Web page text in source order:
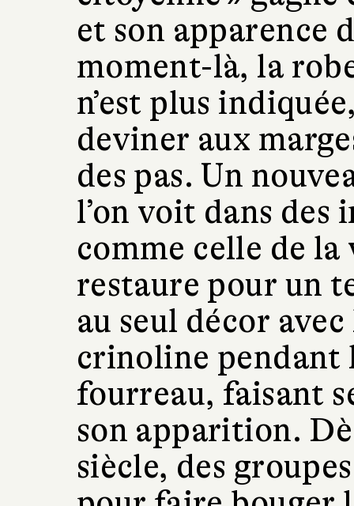
et son apparence
moment-là, la
n’est plus
deviner aux
des pas. Un
l’on voit dans des
comme celle de la
restaure pour un
au seul décor
crinoline pendant
fourreau, faisant
son apparition.
siècle, des